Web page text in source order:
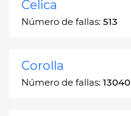
Celica
Número de fallas: 513
Corolla
Número de fallas: 13040